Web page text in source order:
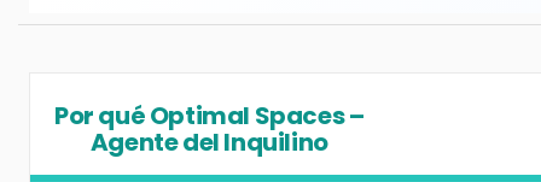
Por qué Optimal Spaces –
Agente del Inquilino